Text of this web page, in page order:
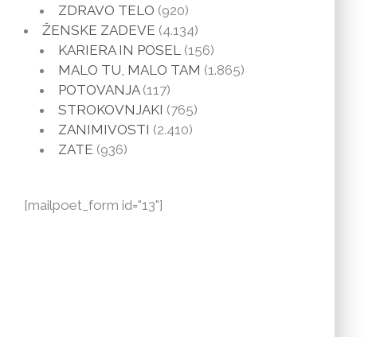
ZDRAVO TELO (920)
ŽENSKE ZADEVE (4.134)
KARIERA IN POSEL (156)
MALO TU, MALO TAM (1.865)
POTOVANJA(117)
STROKOVNJAKI (765)
ZANIMIVOSTI (2.410)
ZATE (936)
[mailpoet_form id="13"]